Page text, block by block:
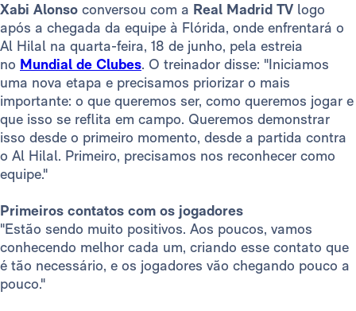
Xabi Alonso conversou com a Real Madrid TV logo
após a chegada da equipe à Flórida, onde enfrentará o
Al Hilal na quarta-feira, 18 de junho, pela estreia
no Mundial de Clubes. O treinador disse: "Iniciamos
uma nova etapa e precisamos priorizar o mais
importante: o que queremos ser, como queremos jogar e
que isso se reflita em campo. Queremos demonstrar
isso desde o primeiro momento, desde a partida contra
o Al Hilal. Primeiro, precisamos nos reconhecer como
equipe."
Primeiros contatos com os jogadores
"Estão sendo muito positivos. Aos poucos, vamos
conhecendo melhor cada um, criando esse contato que
é tão necessário, e os jogadores vão chegando pouco a
pouco."